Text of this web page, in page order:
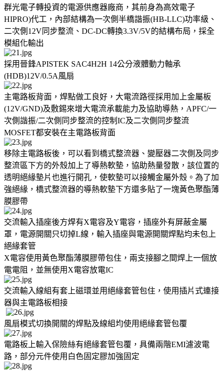
群光電子轉投資的電源供應器廠商，其前身為高效電子
HIPRO)代工，內部結構為一次側半橋諧振(HB-LLC)功率級、
二次側12V同步整流、DC-DC轉換3.3V/5V的結構布局，採全
模組化輸出
採用晉鋒APISTEK SAC4H2H 14公分液體動力軸承
(HDB)12V/0.5A風扇
主電路板背面，焊點做工良好，大電流路徑採用加上金屬板
(12V/GND)及敷錫來增大電流承載能力及協助導熱，APFC/一
次側諧振/二次側同步整流的控制IC及二次側同步整流
MOSFET都安裝在主電路板背面
移除主電路板後，可以看到橋式整流器、變壓器二次側及同步
整流區下方的外殼加上了導熱軟墊，協助熱量發散，該位置的
透明絕緣墊片也進行開孔，使軟墊可以接觸金屬外殼。為了加
強絕緣，橋式整流器的導熱軟墊下方還多貼了一塊黃色聚酯薄
膜膠帶
交流輸入插座後方焊有X電容及Y電容，插座外有屏蔽金屬
罩，電源開關只切掉L線，輸入插座與電源開關焊點均未包上
絕緣套管
X電容使用黃色聚酯薄膜膠帶包住，兩支接腳之間焊上一個放
電電阻，並無使用X電容放電IC
交流輸入線組有套上磁環並用絕緣套管包住，使用插片式連接
器與主電路板相接
風扇模式切換開關的焊點及線組均使用絕緣套管包覆
電路板上輸入保險絲有絕緣套管包覆，具備兩階EMI濾波電
路，部分元件使用白色固定膠加強固定